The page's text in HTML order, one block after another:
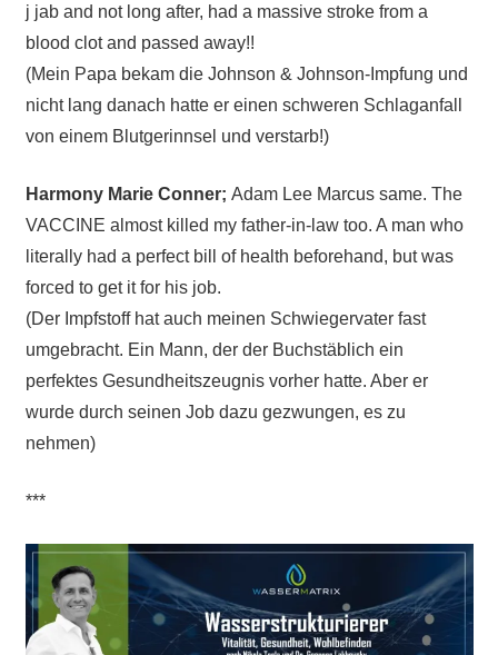
j jab and not long after, had a massive stroke from a
blood clot and passed away!!
(Mein Papa bekam die Johnson & Johnson-Impfung und
nicht lang danach hatte er einen schweren Schlaganfall
von einem Blutgerinnsel und verstarb!)
Harmony Marie Conner; Adam Lee Marcus same. The
VACCINE almost killed my father-in-law too. A man who
literally had a perfect bill of health beforehand, but was
forced to get it for his job.
(Der Impfstoff hat auch meinen Schwiegervater fast
umgebracht. Ein Mann, der der Buchstäblich ein
perfektes Gesundheitszeugnis vorher hatte. Aber er
wurde durch seinen Job dazu gezwungen, es zu
nehmen)
***